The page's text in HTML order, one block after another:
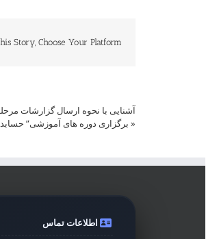
Story, Choose Your Platform!
آشنایی با نحوه ارسال گزارشات
« برگزاری دوره های آموزشی”
اطلاعات تماس